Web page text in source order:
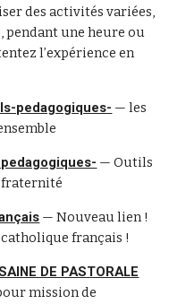
des activités variées,
pendant une heure ou
l’expérience en
pedagogiques- — les
— Outils
fraternité
— Nouveau lien !
français !
DE PASTORALE
mission de